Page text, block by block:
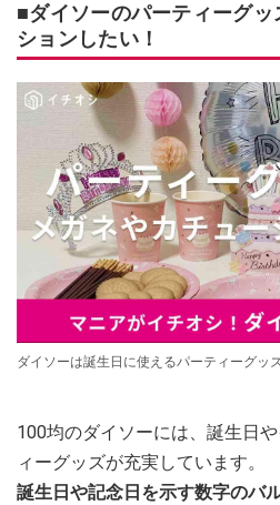
■ダイソーのパーティーグ
ションしたい！
ダイソーは誕生日に使えるパーティーグッ
100均のダイソーには、誕生日
ィーグッズが充実しています。
誕生日や記念日を示す数字のバ